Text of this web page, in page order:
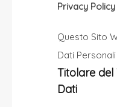
Privacy Policy
Questo Sito
Dati
Titolare
Dati